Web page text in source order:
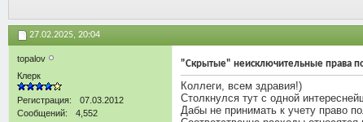
27.02.2025, 20:04
topalov
Клерк
Регистрация
07.03.2012
Сообщений
4,552
"Скрытые" неисключительные права
Коллеги, всем здравия!)
Столкнулся тут с одной
Дабы не принимать к учету право